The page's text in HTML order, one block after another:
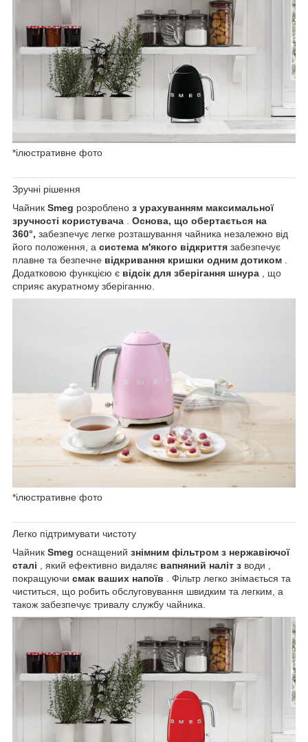
*ілюстративне фото
Зручні рішення
Чайник Smeg розроблено з урахуванням максимальної
зручності користувача
Основа, що обертається на
360°, забезпечує легке розташування чайника незалежно від
його положення, а система м'якого відкриття забезпечує
плавне та безпечне відкривання кришки одним дотиком
Додатковою функцією є відсік для зберігання шнура , що
сприяє акуратному зберіганню.
*ілюстративне фото
Легко підтримувати чистоту
Чайник Smeg оснащений знімним фільтром з нержавіючої
сталі , який ефективно видаляє вапняний наліт з води ,
покращуючи смак ваших напоїв . Фільтр легко знімається та
чиститься, що робить обслуговування швидким та легким, а
також забезпечує тривалу службу чайника.